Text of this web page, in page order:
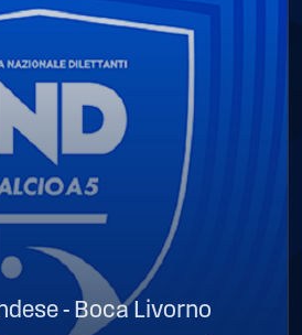
- Boca Livorno